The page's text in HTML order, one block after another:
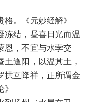
。《元妙经解》
冻结，昼喜日光而温
恩，不宜与水孛交
逢阳，以温其土，
拱互降祥，正所谓金